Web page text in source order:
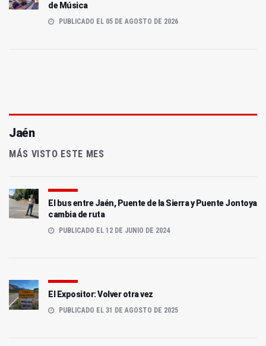
de Música
PUBLICADO EL 05 DE AGOSTO DE 2026
Jaén
MÁS VISTO ESTE MES
El bus entre Jaén, Puente de la Sierra y Puente Jontoya
cambia de ruta
PUBLICADO EL 12 DE JUNIO DE 2024
El Expositor: Volver otra vez
PUBLICADO EL 31 DE AGOSTO DE 2025